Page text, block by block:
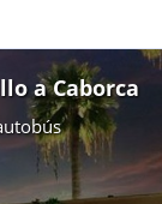
a Caborca